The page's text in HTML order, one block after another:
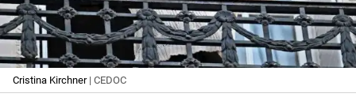
Cristina Kirchner| CEDOC